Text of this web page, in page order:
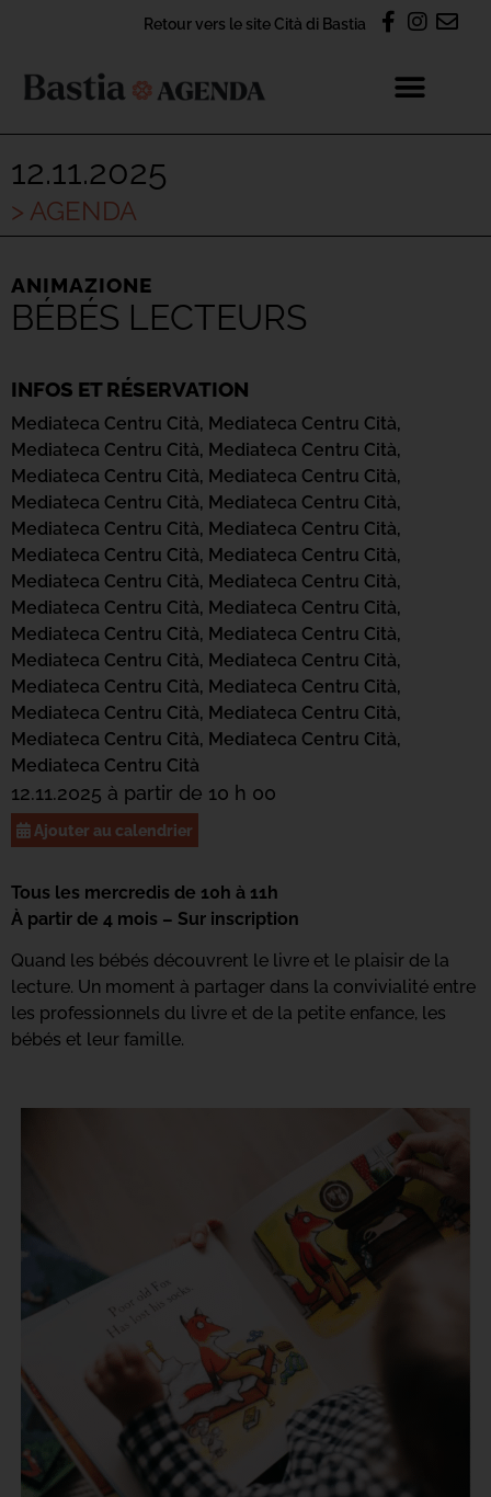
Retour vers le site Cità di Bastia
12.11.2025
> AGENDA
ANIMAZIONE
BÉBÉS LECTEURS
INFOS ET RÉSERVATION
Mediateca Centru Cità, Mediateca Centru Cità,
Mediateca Centru Cità, Mediateca Centru Cità,
Mediateca Centru Cità, Mediateca Centru Cità,
Mediateca Centru Cità, Mediateca Centru Cità,
Mediateca Centru Cità, Mediateca Centru Cità,
Mediateca Centru Cità, Mediateca Centru Cità,
Mediateca Centru Cità, Mediateca Centru Cità,
Mediateca Centru Cità, Mediateca Centru Cità,
Mediateca Centru Cità, Mediateca Centru Cità,
Mediateca Centru Cità, Mediateca Centru Cità,
Mediateca Centru Cità, Mediateca Centru Cità,
Mediateca Centru Cità, Mediateca Centru Cità,
Mediateca Centru Cità, Mediateca Centru Cità,
Mediateca Centru Cità
12.11.2025 à partir de 10 h 00
Ajouter au calendrier
Tous les mercredis de 10h à 11h
À partir de 4 mois – Sur inscription
Quand les bébés découvrent le livre et le plaisir de la
lecture. Un moment à partager dans la convivialité entre
les professionnels du livre et de la petite enfance, les
bébés et leur famille.